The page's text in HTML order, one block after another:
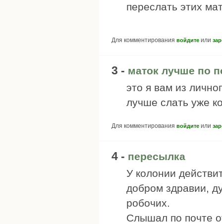
переслать этих
Для комментирования войдите или
3 - маток лучше по
это я вам из
лучше слать уже
Для комментирования войдите или
4 - пересылка
У колонии
добром здравии,
робочих.
Слышал по почте